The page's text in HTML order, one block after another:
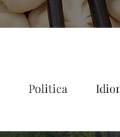
Politica